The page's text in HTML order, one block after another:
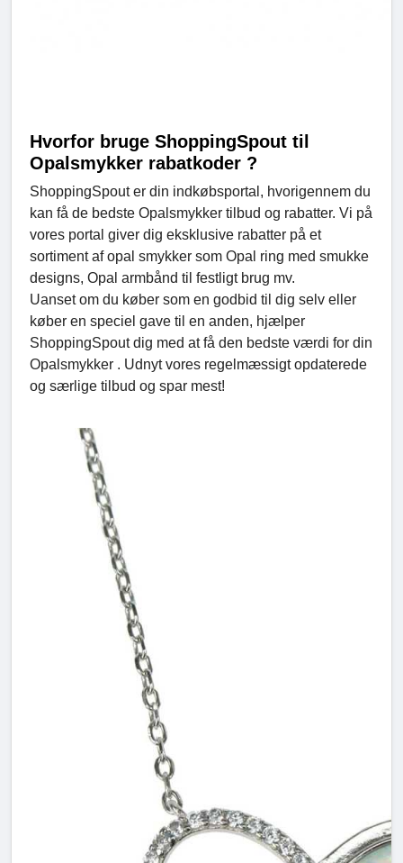
Hvorfor bruge ShoppingSpout til
Opalsmykker rabatkoder ?
ShoppingSpout er din indkøbsportal, hvorigennem du
kan få de bedste Opalsmykker tilbud og rabatter. Vi på
vores portal giver dig eksklusive rabatter på et
sortiment af opal smykker som Opal ring med smukke
designs, Opal armbånd til festligt brug mv.
Uanset om du køber som en godbid til dig selv eller
køber en speciel gave til en anden, hjælper
ShoppingSpout dig med at få den bedste værdi for din
Opalsmykker . Udnyt vores regelmæssigt opdaterede
og særlige tilbud og spar mest!